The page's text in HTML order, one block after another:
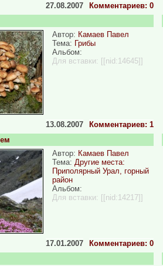
Комментариев: 0
27.08.2007
Автор: Камаев Павел
Тема: Грибы
Альбом:
Для вставки: [[nid:14645]]
Комментариев: 1
13.08.2007
Автор: Камаев Павел
Тема: Другие места:
Приполярный Урал, горный
район
Альбом:
Для вставки: [[nid:14217]]
Комментариев: 0
17.01.2007